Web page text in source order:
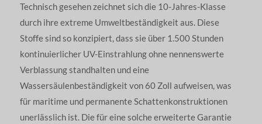
Technisch gesehen zeichnet sich die 10-Jahres-Klasse
durch ihre extreme Umweltbeständigkeit aus. Diese
Stoffe sind so konzipiert, dass sie über 1.500 Stunden
kontinuierlicher UV-Einstrahlung ohne nennenswerte
Verblassung standhalten und eine
Wassersäulenbeständigkeit von 60 Zoll aufweisen, was
für maritime und permanente Schattenkonstruktionen
unerlässlich ist. Die für eine solche erweiterte Garantie